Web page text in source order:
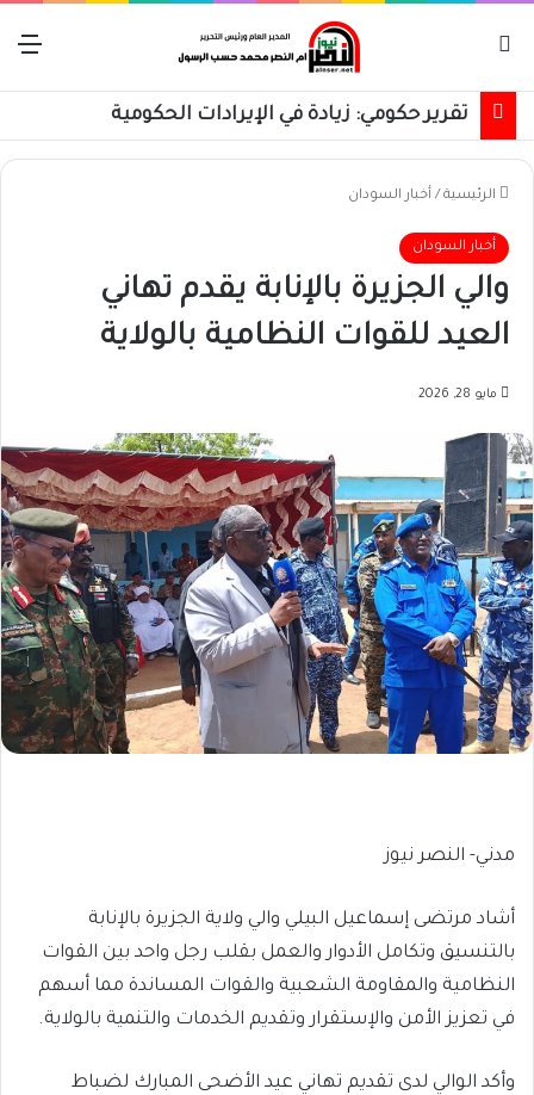
تقرير حكومي: زيادة في الإيرادات الحكومية
الرئيسية / أخبار السودان
أخبار السودان
والي الجزيرة بالإنابة يقدم تهاني
العيد للقوات النظامية بالولاية
مايو 28, 2026
مدني- النصر نيوز
أشاد مرتضى إسماعيل البيلي والي ولاية الجزيرة بالإنابة
بالتنسيق وتكامل الأدوار والعمل بقلب رجل واحد بين القوات
النظامية والمقاومة الشعبية والقوات المساندة مما أسهم
في تعزيز الأمن والإستقرار وتقديم الخدمات والتنمية بالولاية.
وأكد الوالي لدى تقديم تهاني عيد الأضحى المبارك لضباط